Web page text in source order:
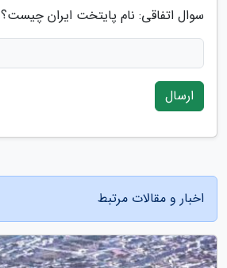
سوال اتفاقی: نام پایتخت ایران چیست؟
ارسال
اخبار و مقالات مرتبط